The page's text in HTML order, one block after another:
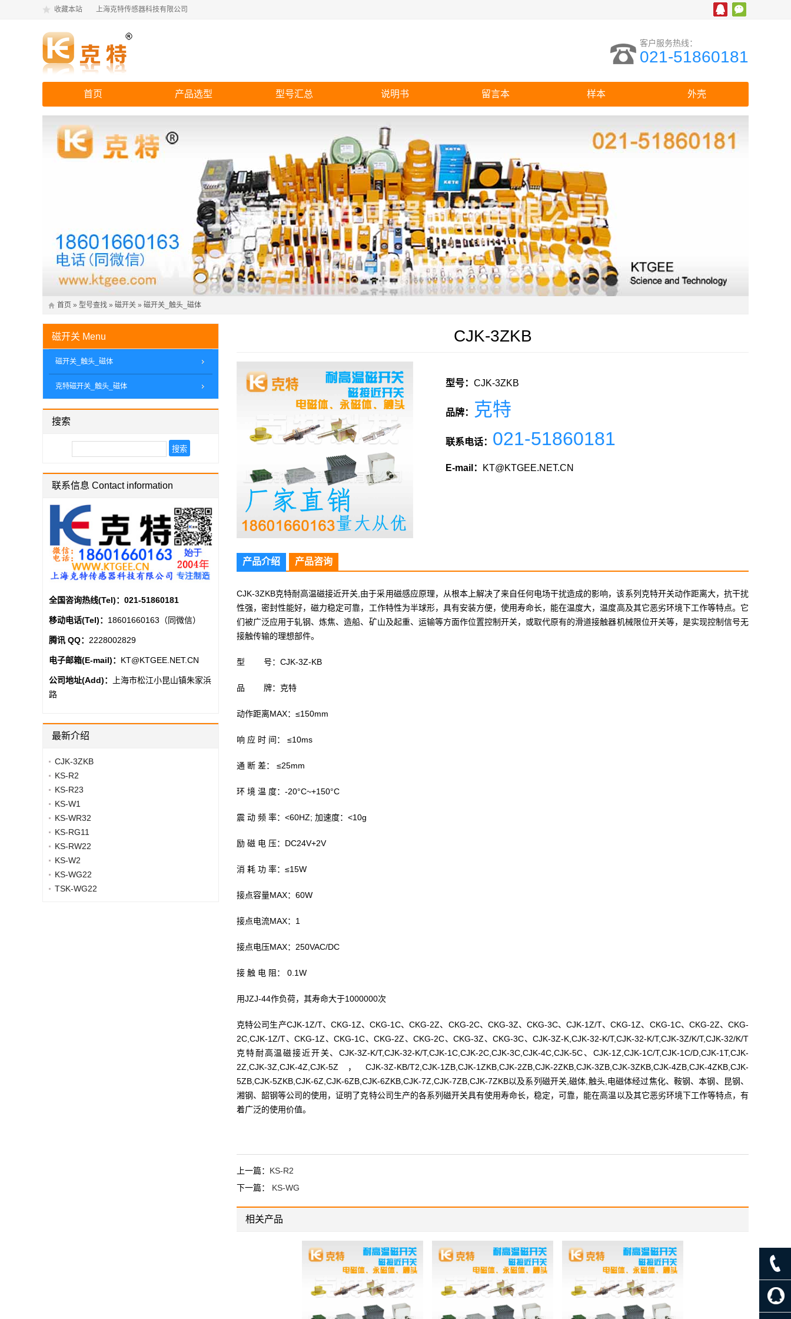
收藏本站 上海克特传感器科技有限公司
客户服务热线：
021-51860181
首页 产品选型 型号汇总 说明书 留言本 样本 外壳
首页 » 型号查找 » 磁开关 » 磁开关_触头_磁体
CJK-3ZKB
型号： CJK-3ZKB
品牌： 克特
联系电话： 021-51860181
E-mail： KT@KTGEE.NET.CN
产品介绍 产品咨询
CJK-3ZKB克特耐高温磁接近开关,由于采用磁感应原理，从根本上解决了来自任何电场干扰造成的影响，该系列克特开关动作距离大，抗干扰
性强，密封性能好，磁力稳定可靠，工作特性为半球形，具有安装方便，使用寿命长，能在温度大，温度高及其它恶劣环境下工作等特点。它
们被广泛应用于轧钢、炼焦、造船、矿山及起重、运输等方面作位置控制开关，或取代原有的滑道接触器机械限位开关等，是实现控制信号无
接触传输的理想部件。
型 号：CJK-3Z-KB
品 牌：克特
动作距离MAX：≤150mm
响 应 时 间： ≤10ms
通 断 差： ≤25mm
环 境 温 度：-20°C~+150°C
震 动 频 率：<60HZ; 加速度：<10g
励 磁 电 压：DC24V+2V
消 耗 功 率：≤15W
接点容量MAX：60W
接点电流MAX：1
接点电压MAX：250VAC/DC
接 触 电 阻： 0.1W
用JZJ-44作负荷，其寿命大于1000000次
克特公司生产CJK-1Z/T、CKG-1Z、CKG-1C、CKG-2Z、CKG-2C、CKG-3Z、CKG-3C、CJK-1Z/T、CKG-1Z、CKG-1C、CKG-2Z、CKG-
2C,CJK-1Z/T、CKG-1Z、CKG-1C、CKG-2Z、CKG-2C、CKG-3Z、CKG-3C、CJK-3Z-K,CJK-32-K/T,CJK-32-K/T,CJK-3Z/K/T,CJK-32/K/T
克特耐高温磁接近开关、CJK-3Z-K/T,CJK-32-K/T,CJK-1C,CJK-2C,CJK-3C,CJK-4C,CJK-5C、CJK-1Z,CJK-1C/T,CJK-1C/D,CJK-1T,CJK-
2Z,CJK-3Z,CJK-4Z,CJK-5Z，CJK-3Z-KB/T2,CJK-1ZB,CJK-1ZKB,CJK-2ZB,CJK-2ZKB,CJK-3ZB,CJK-3ZKB,CJK-4ZB,CJK-4ZKB,CJK-
5ZB,CJK-5ZKB,CJK-6Z,CJK-6ZB,CJK-6ZKB,CJK-7Z,CJK-7ZB,CJK-7ZKB以及系列磁开关,磁体,触头,电磁体经过焦化、鞍钢、本钢、昆钢、
湘钢、韶钢等公司的使用，证明了克特公司生产的各系列磁开关具有使用寿命长，稳定，可靠，能在高温以及其它恶劣环境下工作等特点，有
着广泛的使用价值。
上一篇： KS-R2
下一篇： KS-WG
相关产品
磁开关 Menu
磁开关_触头_磁体
克特磁开关_触头_磁体
搜索
联系信息 Contact information
全国咨询热线(Tel)： 021-51860181
移动电话(Tel)： 18601660163（同微信）
腾讯 QQ： 2228002829
电子邮箱(E-mail)： KT@KTGEE.NET.CN
公司地址(Add)：
上海市松江小昆山镇朱家浜
路
最新介绍
CJK-3ZKB
KS-R2
KS-R23
KS-W1
KS-WR32
KS-RG11
KS-RW22
KS-W2
KS-WG22
TSK-WG22